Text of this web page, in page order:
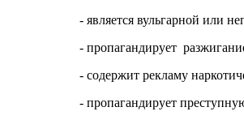
- является вульгарной или
- пропагандирует
- содержит рекламу
- пропагандирует